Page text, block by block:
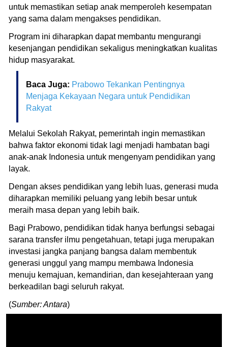
untuk memastikan setiap anak memperoleh kesempatan
yang sama dalam mengakses pendidikan.
Program ini diharapkan dapat membantu mengurangi
kesenjangan pendidikan sekaligus meningkatkan kualitas
hidup masyarakat.
Baca Juga: Prabowo Tekankan Pentingnya
Menjaga Kekayaan Negara untuk Pendidikan
Rakyat
Melalui Sekolah Rakyat, pemerintah ingin memastikan
bahwa faktor ekonomi tidak lagi menjadi hambatan bagi
anak-anak Indonesia untuk mengenyam pendidikan yang
layak.
Dengan akses pendidikan yang lebih luas, generasi muda
diharapkan memiliki peluang yang lebih besar untuk
meraih masa depan yang lebih baik.
Bagi Prabowo, pendidikan tidak hanya berfungsi sebagai
sarana transfer ilmu pengetahuan, tetapi juga merupakan
investasi jangka panjang bangsa dalam membentuk
generasi unggul yang mampu membawa Indonesia
menuju kemajuan, kemandirian, dan kesejahteraan yang
berkeadilan bagi seluruh rakyat.
(Sumber: Antara)